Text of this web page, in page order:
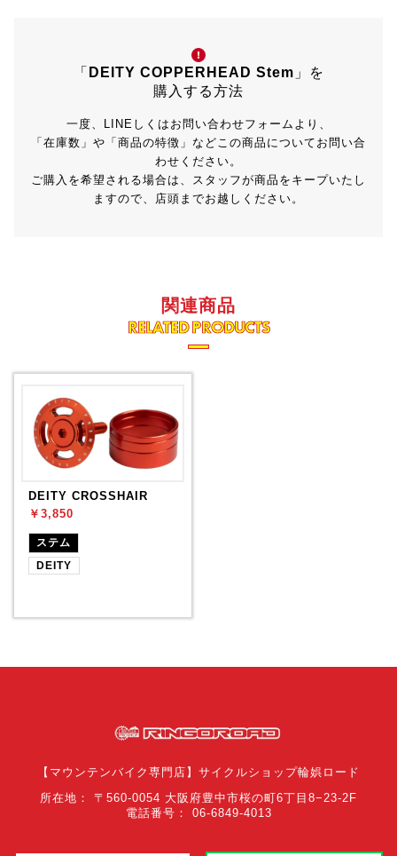
「 DEITY COPPERHEAD Stem 」を
購入する方法
一度、LINEしくはお問い合わせフォームより、
「在庫数」や「商品の特徴」などこの商品についてお問い合
わせください。
ご購入を希望される場合は、スタッフが商品をキープいたし
ますので、店頭までお越しください。
関連商品
RELATED PRODUCTS
DEITY CROSSHAIR
￥3,850
ステム
DEITY
【マウンテンバイク専門店】サイクルショップ輪娯ロード
所在地： 〒560-0054 大阪府豊中市桜の町6丁目8−23-2F
電話番号： 06-6849-4013